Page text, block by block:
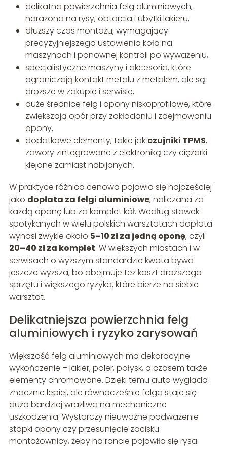
delikatna powierzchnia felg aluminiowych,
narażona na rysy, obtarcia i ubytki lakieru,
dłuższy czas montażu, wymagający
precyzyjniejszego ustawienia koła na
maszynach i ponownej kontroli po wyważeniu,
specjalistyczne maszyny i akcesoria, które
ograniczają kontakt metalu z metalem, ale są
droższe w zakupie i serwisie,
duże średnice felg i opony niskoprofilowe, które
zwiększają opór przy zakładaniu i zdejmowaniu
opony,
dodatkowe elementy, takie jak czujniki TPMS,
zawory zintegrowane z elektroniką czy ciężarki
klejone zamiast nabijanych.
W praktyce różnica cenowa pojawia się najczęściej
jako dopłata za felgi aluminiowe, naliczana za
każdą oponę lub za komplet kół. Według stawek
spotykanych w wielu polskich warsztatach dopłata
wynosi zwykle około 5–10 zł za jedną oponę, czyli
20–40 zł za komplet. W większych miastach i w
serwisach o wyższym standardzie kwota bywa
jeszcze wyższa, bo obejmuje też koszt droższego
sprzętu i większego ryzyka, które bierze na siebie
warsztat.
Delikatniejsza powierzchnia felg
aluminiowych i ryzyko zarysowań
Większość felg aluminiowych ma dekoracyjne
wykończenie – lakier, poler, połysk, a czasem także
elementy chromowane. Dzięki temu auto wygląda
znacznie lepiej, ale równocześnie felga staje się
dużo bardziej wrażliwa na mechaniczne
uszkodzenia. Wystarczy nieuważne podważenie
stopki opony czy przesunięcie zacisku
montażownicy, żeby na rancie pojawiła się rysa.